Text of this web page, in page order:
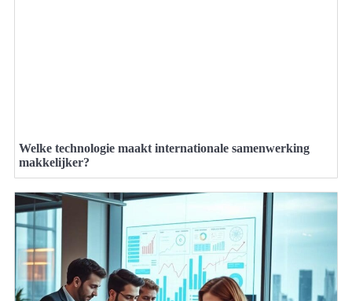
Welke technologie maakt internationale samenwerking
makkelijker?